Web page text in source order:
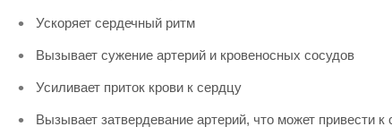
Ускоряет сердечный ритм
Вызывает сужение артерий и кровеносных сосудов
Усиливает приток крови к сердцу
Вызывает затвердевание артерий, что может привести